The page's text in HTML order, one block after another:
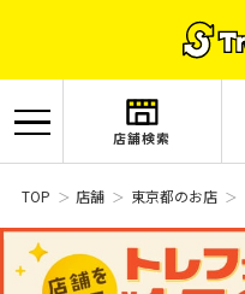
店舗検索
TOP 店舗 東京都のお店